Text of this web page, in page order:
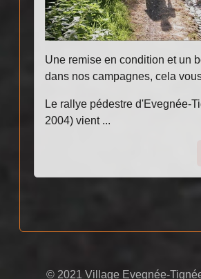
Une remise en condition et un
dans nos campagnes, cela
Le rallye pédestre d'Evegnée-
2004) vient ...
© 2021 Village Evegnée-